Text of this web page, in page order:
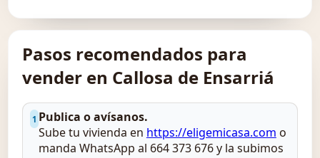
Pasos recomendados para
vender en Callosa de Ensarriá
1 Publica o avísanos.
Sube tu vivienda en https://eligemicasa.com o
manda WhatsApp al 664 373 676 y la subimos